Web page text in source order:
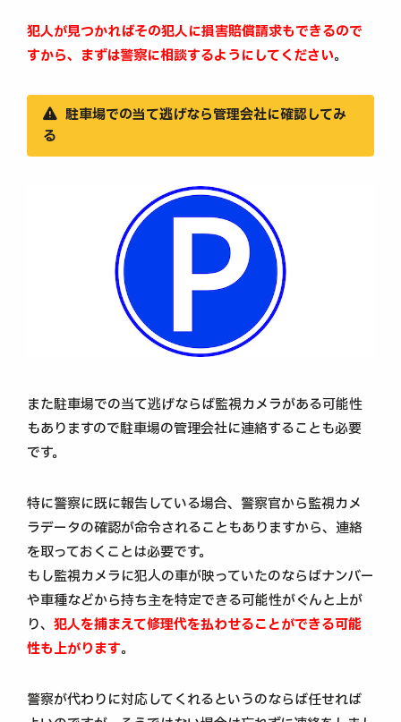
犯人が見つかればその犯人に損害賠償請求もできるので
すから、まずは警察に相談するようにしてください。
駐車場での当て逃げなら管理会社に確認してみ
る
また駐車場での当て逃げならば監視カメラがある可能性
もありますので駐車場の管理会社に連絡することも必要
です。
特に警察に既に報告している場合、警察官から監視カメ
ラデータの確認が命令されることもありますから、連絡
を取っておくことは必要です。
もし監視カメラに犯人の車が映っていたのならばナンバー
や車種などから持ち主を特定できる可能性がぐんと上が
り、 犯人を捕まえて修理代を払わせることができる可能
性も上がります。
警察が代わりに対応してくれるというのならば任せれば